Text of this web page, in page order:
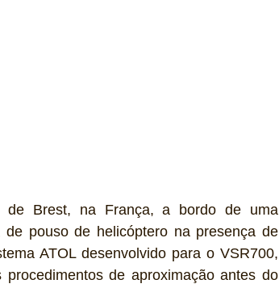
de Brest, na França, a bordo de uma
pouso de helicóptero na presença de
ATOL desenvolvido para o VSR700,
de aproximação antes do